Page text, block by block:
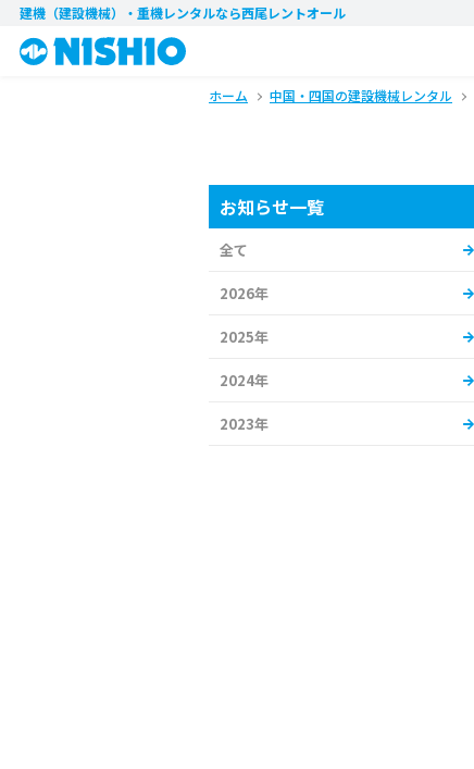
建機（建設機械）・重機レンタルなら西尾レントオール
ホーム 中国・四国の建設機械レンタル
お知らせ一覧
全て
2026年
2025年
2024年
2023年